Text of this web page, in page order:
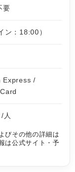
要
ン：18:00）
Express /
人
びその他の詳細は
は公式サイト・予